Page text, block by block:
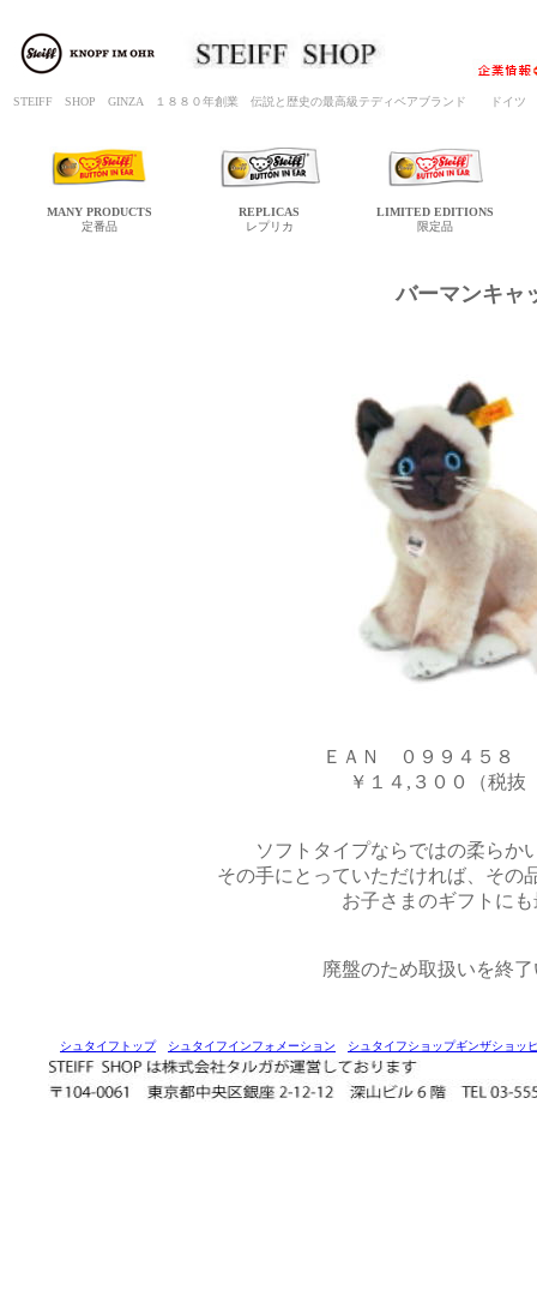
STEIFF SHOP GINZA １８８０年創業 伝説と歴史の最高級テディベアブランド ド
MANY PRODUCTS
定番品
REPLICAS
レプリカ
LIMITED EDITIONS
限定品
バーマンキャ
ＥＡＮ ０９９４５
￥１４,３００（税
ソフトタイプならではの柔らか
その手にとっていただければ、その
お子さまのギフトに
廃盤のため取扱いを終
シュタイフトップ シュタイフインフォメーション シュタイフショップギンザショッ